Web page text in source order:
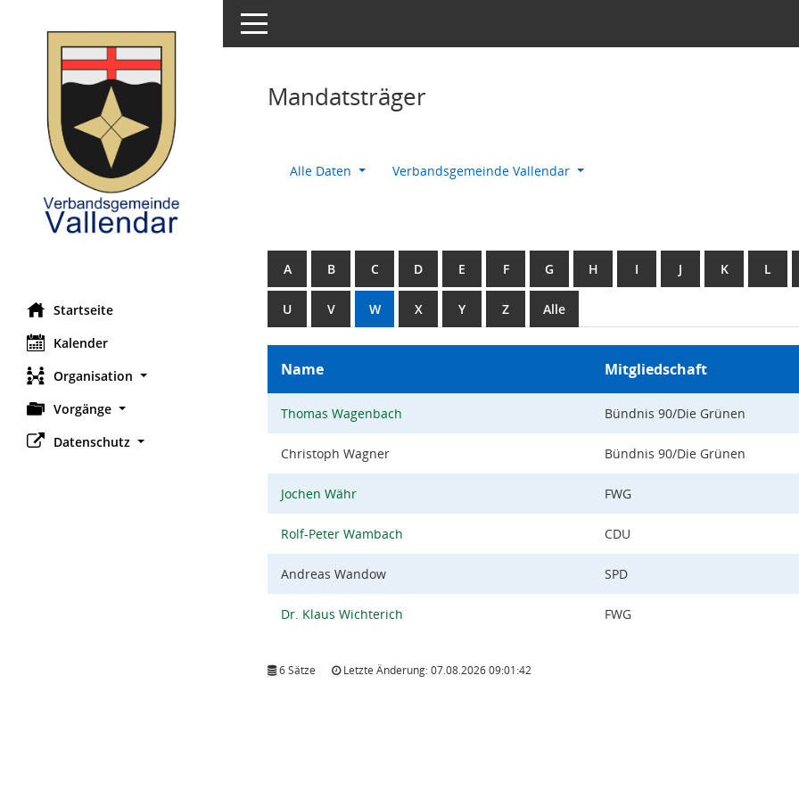
Startseite
Kalender
Organisation
Vorgänge
Datenschutz
Toggle navigation
Mandatsträger
Alle Daten Verbandsgemeinde Vallendar
A B C D E F G H I J K L
U V W X Y Z Alle
Name Mitgliedschaft
Thomas Wagenbach Bündnis 90/Die Grünen
Christoph Wagner Bündnis 90/Die Grünen
Jochen Währ FWG
Rolf-Peter Wambach CDU
Andreas Wandow SPD
Dr. Klaus Wichterich FWG
6 Sätze Letzte Änderung: 07.08.2026 09:01:42